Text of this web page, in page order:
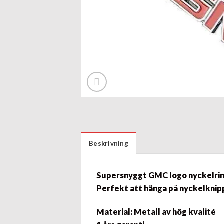
Beskrivning
Supersnyggt GMC logo
Perfekt att hänga på
Material: Metall av hög kvalité